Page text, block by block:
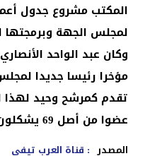
المكتب مشروع جدول
لمجلس الجهة وبرمجتها
وكان عبد الواحد
مؤخرا رئيسا جديدا
عضوا من أصل 69 يشكلون مجلس جهة فاس ـ مكناس.
المصدر : قناة العرب تيفي